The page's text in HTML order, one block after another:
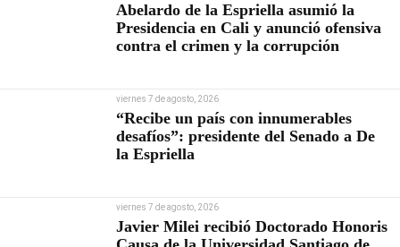
Abelardo de la Espriella asumió la
Presidencia en Cali y anunció ofensiva
contra el crimen y la corrupción
viernes 7 de agosto, 2026
“Recibe un país con innumerables
desafíos”: presidente del Senado a De
la Espriella
viernes 7 de agosto, 2026
Javier Milei recibió Doctorado Honoris